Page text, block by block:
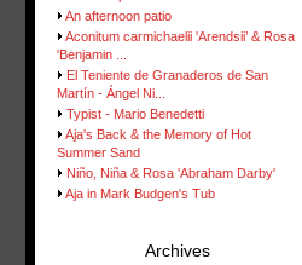
An afternoon patio
Aconitum carmichaelii 'Arendsii’ & Rosa
'Benjamin ...
El Teniente de Granaderos de San
Martín - Ángel Ni...
Typist - Mario Benedetti
Aja's Back & the Memory of Hot
Summer Sand
Niño, Niña & Rosa 'Abraham Darby'
Aja in Mark Budgen's Tub
Archives